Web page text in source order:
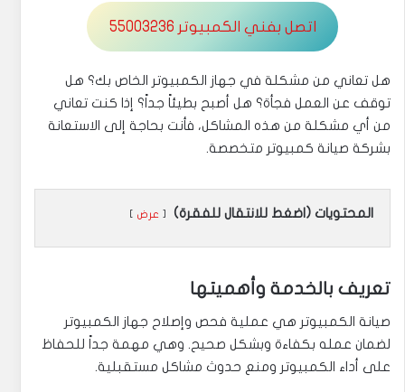
اتصل بفني الكمبيوتر 55003236
هل تعاني من مشكلة في جهاز الكمبيوتر الخاص بك؟ هل
توقف عن العمل فجأة؟ هل أصبح بطيئاً جداً؟ إذا كنت تعاني
من أي مشكلة من هذه المشاكل، فأنت بحاجة إلى الاستعانة
بشركة صيانة كمبيوتر متخصصة.
المحتويات (اضغط للانتقال للفقرة) عرض
تعريف بالخدمة وأهميتها
صيانة الكمبيوتر هي عملية فحص وإصلاح جهاز الكمبيوتر
لضمان عمله بكفاءة وبشكل صحيح. وهي مهمة جداً للحفاظ
على أداء الكمبيوتر ومنع حدوث مشاكل مستقبلية.